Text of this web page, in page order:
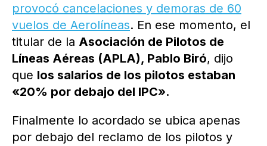
provocó cancelaciones y demoras de 60
vuelos de Aerolíneas. En ese momento, el
titular de la Asociación de Pilotos de
Líneas Aéreas (APLA), Pablo Biró, dijo
que los salarios de los pilotos estaban
«20% por debajo del IPC».
Finalmente lo acordado se ubica apenas
por debajo del reclamo de los pilotos y